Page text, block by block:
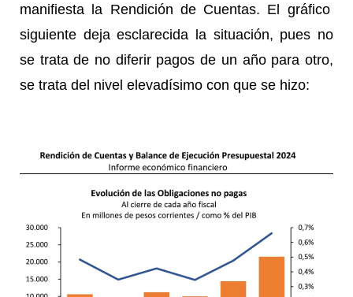
manifiesta la Rendición de Cuentas. El gráfico
siguiente deja esclarecida la situación, pues no
se trata de no diferir pagos de un año para otro,
se trata del nivel elevadísimo con que se hizo: